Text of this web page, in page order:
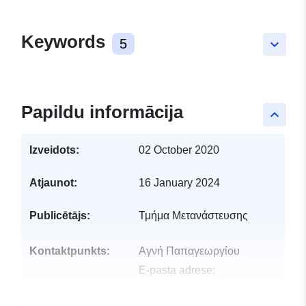
keyboard_arrow_down
Keywords 5
keyboard_arrow_up
Papildu informācija
Izveidots: 02 October 2020
Atjaunot: 16 January 2024
Publicētājs: Τμήμα Μετανάστευσης
Kontaktpunkts:
Αγνή Παπαγεωργίου
E-pasta adrese: